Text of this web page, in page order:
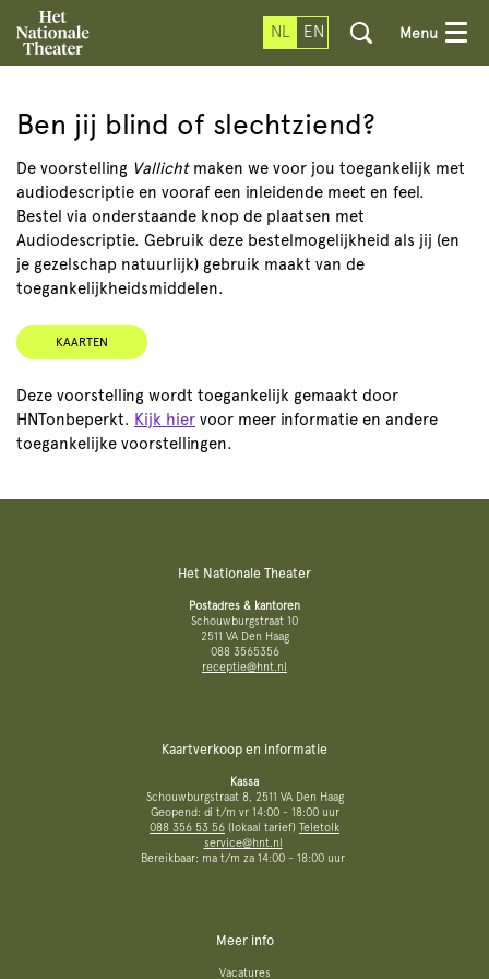
NL EN Menu
Ben jij blind of slechtziend?
De voorstelling Vallicht maken we voor jou toegankelijk met
audiodescriptie en vooraf een inleidende meet en feel.
Bestel via onderstaande knop de plaatsen met
Audiodescriptie. Gebruik deze bestelmogelijkheid als jij (en
je gezelschap natuurlijk) gebruik maakt van de
toegankelijkheidsmiddelen.
KAARTEN
Deze voorstelling wordt toegankelijk gemaakt door
HNTonbeperkt. Kijk hier voor meer informatie en andere
toegankelijke voorstellingen.
Het Nationale Theater
Postadres & kantoren
Schouwburgstraat 10
2511 VA Den Haag
088 3565356
receptie@hnt.nl
Kaartverkoop en informatie
Kassa
Schouwburgstraat 8, 2511 VA Den Haag
Geopend: di t/m vr 14:00 - 18:00 uur
088 356 53 56 (lokaal tarief) Teletolk
service@hnt.nl
Bereikbaar: ma t/m za 14:00 - 18:00 uur
Meer info
Vacatures